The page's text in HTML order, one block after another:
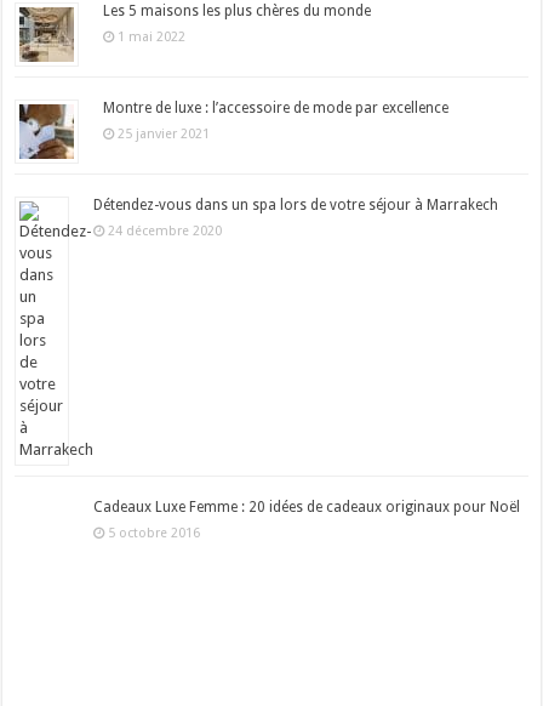
Les 5 maisons les plus chères du monde
1 mai 2022
Montre de luxe : l’accessoire de mode par excellence
25 janvier 2021
Détendez-vous dans un spa lors de votre séjour à Marrakech
24 décembre 2020
Cadeaux Luxe Femme : 20 idées de cadeaux originaux pour Noël
5 octobre 2016